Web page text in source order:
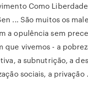
Como
... São muitos os
a opulência sem
que vivemos - a
a subnutrição, a
sociais, a privação